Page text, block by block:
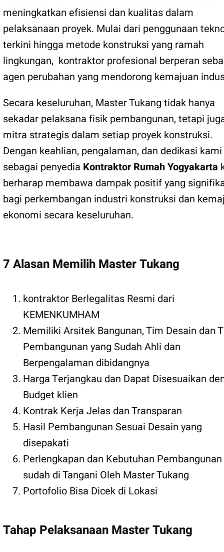
meningkatkan efisiensi dan kualitas dalam
pelaksanaan proyek. Mulai dari penggunaan
terkini hingga metode konstruksi yang ramah
lingkungan, kontraktor profesional berperan
agen perubahan yang mendorong kemajuan
Secara keseluruhan, Master Tukang tidak hanya
sekadar pelaksana fisik pembangunan, tetapi
mitra strategis dalam setiap proyek konstruksi.
Dengan keahlian, pengalaman, dan dedikasi kami
sebagai penyedia Kontraktor Rumah Yogyakarta
berharap membawa dampak positif yang
bagi perkembangan industri konstruksi dan
ekonomi secara keseluruhan.
7 Alasan Memilih Master Tukang
kontraktor Berlegalitas Resmi dari
KEMENKUMHAM
Memiliki Arsitek Bangunan, Tim Desain dan
Pembangunan yang Sudah Ahli dan
Berpengalaman dibidangnya
Harga Terjangkau dan Dapat Disesuaikan
Budget klien
Kontrak Kerja Jelas dan Transparan
Hasil Pembangunan Sesuai Desain yang
disepakati
Perlengkapan dan Kebutuhan Pembangunan
sudah di Tangani Oleh Master Tukang
Portofolio Bisa Dicek di Lokasi
Tahap Pelaksanaan Master Tukang